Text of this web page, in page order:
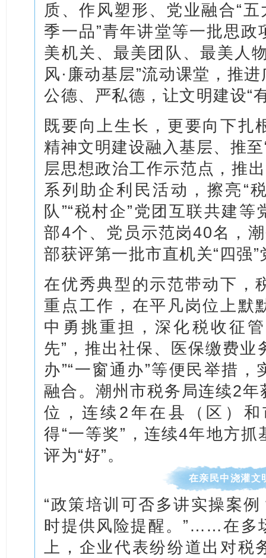
质、作风塑形、党业融合“
季一品”青年讲堂等一批思
美机关、最美团队、最美人
风·廉动基层”流动课堂，推
公德、严私德，让文明建设“
既要向上生长，更要向下扎
精神文明建设融入基层、推
层思想政治工作示范点，推
系列助企利民活动，擦亮“
队”“税村企”党团互联共建
部4个、党员示范岗40名，
部获评第一批市直机关“四强”
在优秀典型的示范带动下，
重点工作，在平凡岗位上默
中勇挑重担，深化税收征
先”，推出社保、医保缴费业
办”“一窗通办”等便民举措
融合。潮州市税务局连续2
位，连续2年在县（区）
得“一等奖”，连续4年地方
评为“好”。
在亲民中浇灌文
“政策培训可否多讲实操案
时提供风险提醒。”……在多
上，企业代表纷纷道出对